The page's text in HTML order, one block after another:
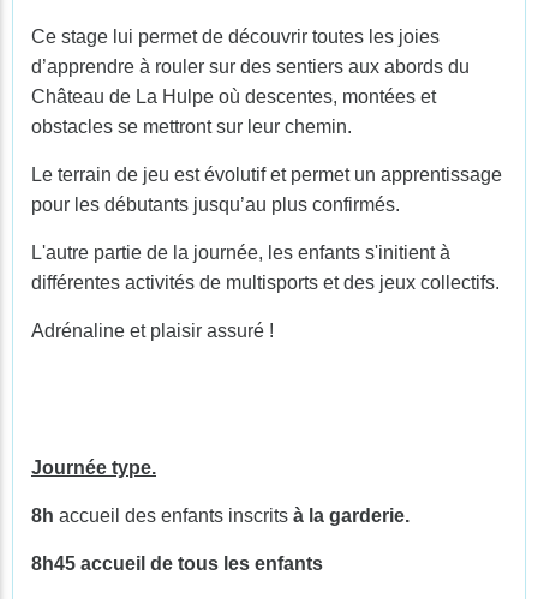
Ce stage lui permet de découvrir toutes les joies
d’apprendre à rouler sur des sentiers aux abords du
Château de La Hulpe où descentes, montées et
obstacles se mettront sur leur chemin.
Le terrain de jeu est évolutif et permet un apprentissage
pour les débutants jusqu’au plus confirmés.
L'autre partie de la journée, les enfants s'initient à
différentes activités de multisports et des jeux collectifs.
Adrénaline et plaisir assuré !
Journée type.
8h accueil des enfants inscrits à la garderie.
8h45 accueil de tous les enfants